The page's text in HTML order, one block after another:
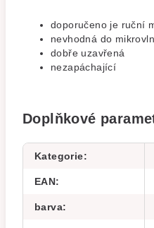
doporučeno je ruční
nevhodná do
dobře uzavřená
nezapáchající
Doplňkové
Kategorie:
EAN:
barva: